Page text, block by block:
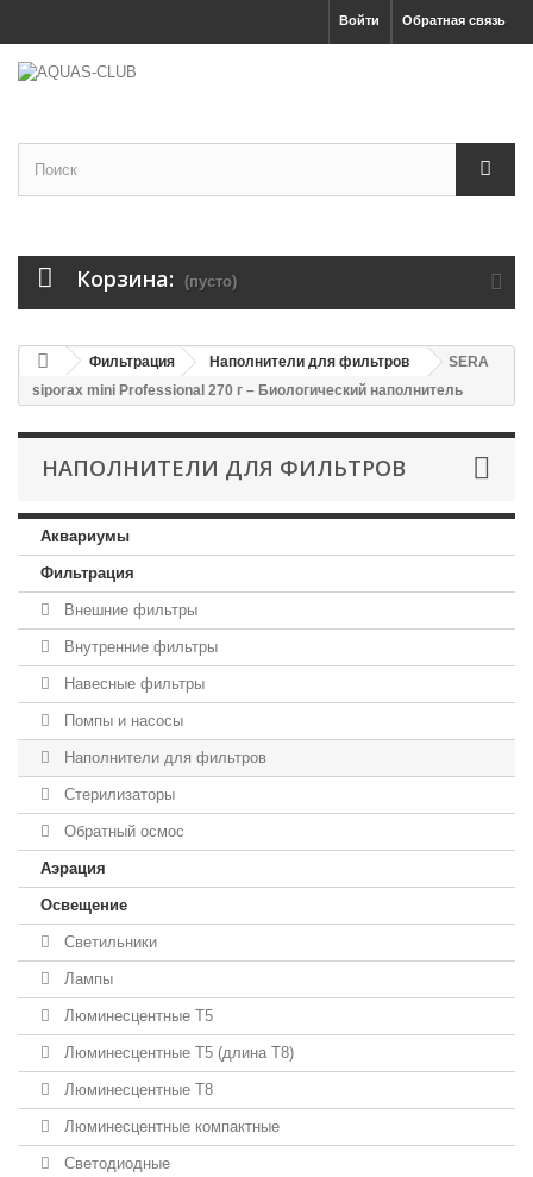
Обратная связь
Войти
Корзина: (пусто)
Фильтрация Наполнители для фильтров
SERA
siporax mini Professional 270 г – Биологический наполнитель
НАПОЛНИТЕЛИ ДЛЯ ФИЛЬТРОВ
Аквариумы
Фильтрация
Внешние фильтры
Внутренние фильтры
Навесные фильтры
Помпы и насосы
Наполнители для фильтров
Стерилизаторы
Обратный осмос
Аэрация
Освещение
Светильники
Лампы
Люминесцентные T5
Люминесцентные T5 (длина T8)
Люминесцентные T8
Люминесцентные компактные
Светодиодные